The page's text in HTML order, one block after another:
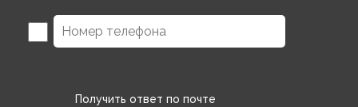
Получить ответ по почте